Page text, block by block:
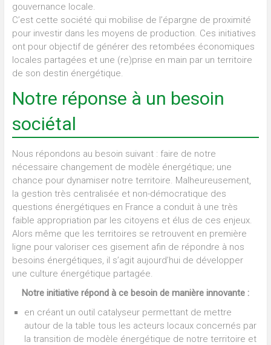
gouvernance locale.
C’est cette société qui mobilise de l’épargne de proximité
pour investir dans les moyens de production. Ces initiatives
ont pour objectif de générer des retombées économiques
locales partagées et une (re)prise en main par un territoire
de son destin énergétique.
Notre réponse à un besoin
sociétal
Nous répondons au besoin suivant : faire de notre
nécessaire changement de modèle énergétique; une
chance pour dynamiser notre territoire. Malheureusement,
la gestion très centralisée et non-démocratique des
questions énergétiques en France a conduit à une très
faible appropriation par les citoyens et élus de ces enjeux.
Alors même que les territoires se retrouvent en première
ligne pour valoriser ces gisement afin de répondre à nos
besoins énergétiques, il s’agit aujourd’hui de développer
une culture énergétique partagée.
Notre initiative répond à ce besoin de manière innovante :
en créant un outil catalyseur permettant de mettre
autour de la table tous les acteurs locaux concernés par
la transition de modèle énergétique de notre territoire et